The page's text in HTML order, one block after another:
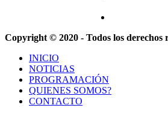
Copyright © 2020 - Todos los derechos
INICIO
NOTICIAS
PROGRAMACIÓN
QUIENES SOMOS?
CONTACTO